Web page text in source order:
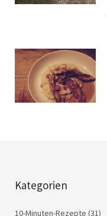
Kategorien
10-Minuten-Rezepte (31)